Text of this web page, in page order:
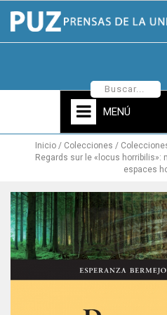
MENÚ
Inicio Colecciones
Regards sur le «locus
espaces